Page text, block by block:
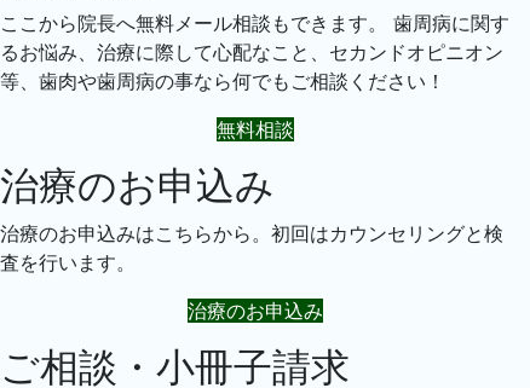
ここから院長へ無料メール相談もできます。 歯周病に関す
るお悩み、治療に際して心配なこと、セカンドオピニオン
等、歯肉や歯周病の事なら何でもご相談ください！
無料相談
治療のお申込み
治療のお申込みはこちらから。初回はカウンセリングと検
査を行います。
治療のお申込み
ご相談・小冊子請求